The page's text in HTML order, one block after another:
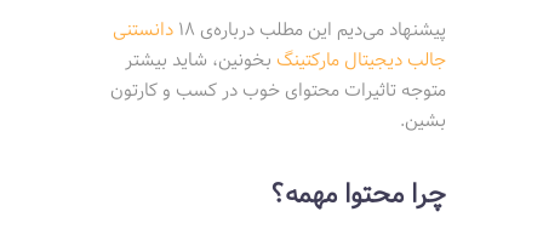
پيشنهاد می‌دیم این مطلب درباره‌ی 18
دانستنی
جالب دیجیتال مارکتینگ بخونین، شاید بیشتر
متوجه تاثیرات محتوای خوب در کسب و کارتون
بشین.
چرا محتوا مهمه؟